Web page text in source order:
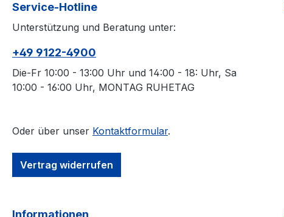
Service-Hotline
Unterstützung und Beratung unter:
+49 9122-4900
Die-Fr 10:00 - 13:00 Uhr und 14:00 - 18: Uhr, Sa
10:00 - 16:00 Uhr, MONTAG RUHETAG
Oder über unser Kontaktformular.
Vertrag widerrufen
Informationen